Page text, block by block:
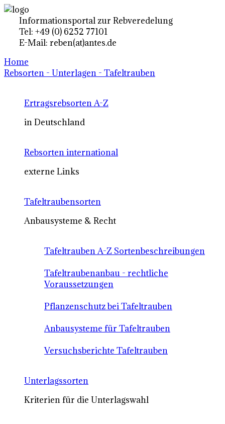
Informationsportal zur Rebveredelung
Tel: +49 (0) 6252 77101
E-Mail: reben(at)antes.de
Home
Rebsorten - Unterlagen - Tafeltrauben
Ertragsrebsorten A-Z
in Deutschland
Rebsorten international
externe Links
Tafeltraubensorten
Anbausysteme & Recht
Tafeltrauben A-Z Sortenbeschreibungen
Tafeltraubenanbau - rechtliche
Voraussetzungen
Pflanzenschutz bei Tafeltrauben
Anbausysteme für Tafeltrauben
Versuchsberichte Tafeltrauben
Unterlagssorten
Kriterien für die Unterlagswahl